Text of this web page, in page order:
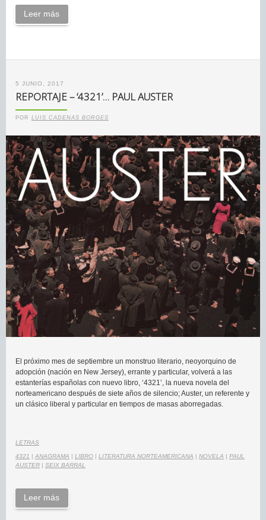
Leer más
5 JUNIO, 2017
REPORTAJE – ‘4321’… PAUL AUSTER
POR LUIS CADENAS BORGES
El próximo mes de septiembre un monstruo literario, neoyorquino de
adopción (nación en New Jersey), errante y particular, volverá a las
estanterías españolas con nuevo libro, ‘4321’, la nueva novela del
norteamericano después de siete años de silencio; Auster, un referente y
un clásico liberal y particular en tiempos de masas aborregadas.
LETRAS
4321 | ANAGRAMA | LIBRO | LITERATURA NORTEAMERICANA | NOVELA | PAUL
AUSTER | SEIX BARRAL
Leer más